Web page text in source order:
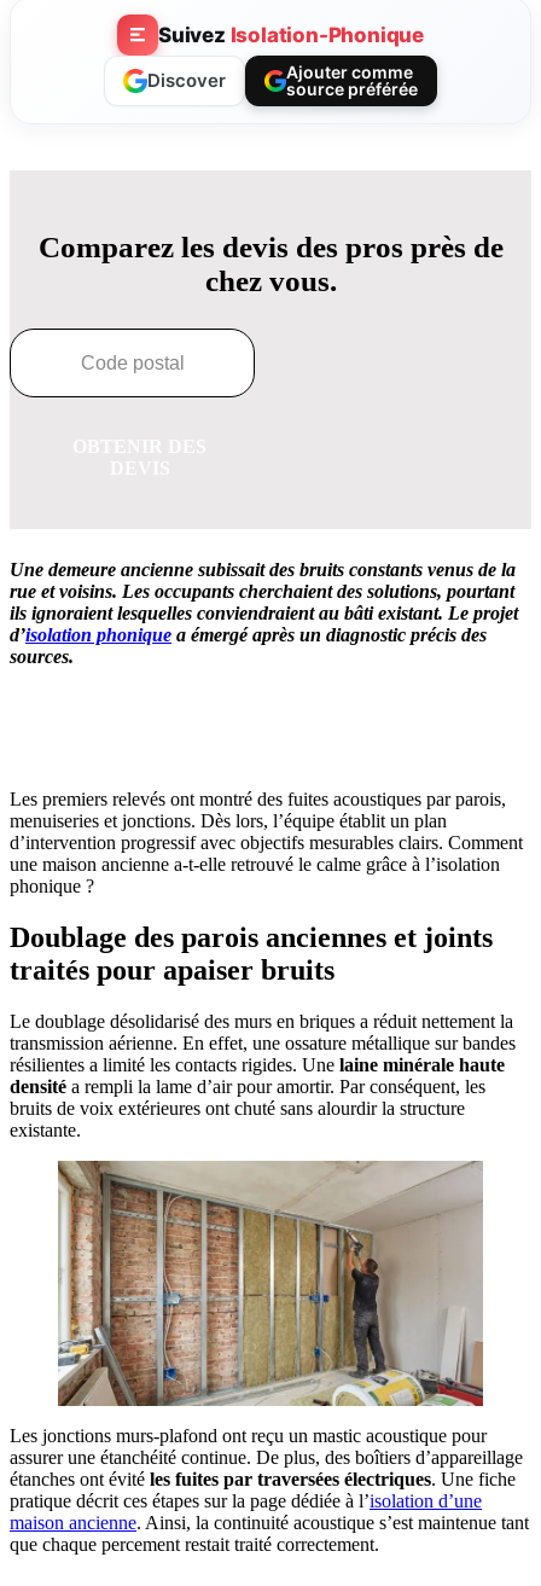
Suivez Isolation-Phonique
Discover
Ajouter comme
source préférée
Comparez les devis des pros près de
chez vous.
Une demeure ancienne subissait des bruits constants venus de la
rue et voisins. Les occupants cherchaient des solutions, pourtant
ils ignoraient lesquelles conviendraient au bâti existant. Le projet
d’isolation phonique a émergé après un diagnostic précis des
sources.
Les premiers relevés ont montré des fuites acoustiques par parois,
menuiseries et jonctions. Dès lors, l’équipe établit un plan
d’intervention progressif avec objectifs mesurables clairs. Comment
une maison ancienne a-t-elle retrouvé le calme grâce à l’isolation
phonique ?
Doublage des parois anciennes et joints
traités pour apaiser bruits
Le doublage désolidarisé des murs en briques a réduit nettement la
transmission aérienne. En effet, une ossature métallique sur bandes
résilientes a limité les contacts rigides. Une laine minérale haute
densité a rempli la lame d’air pour amortir. Par conséquent, les
bruits de voix extérieures ont chuté sans alourdir la structure
existante.
Les jonctions murs-plafond ont reçu un mastic acoustique pour
assurer une étanchéité continue. De plus, des boîtiers d’appareillage
étanches ont évité les fuites par traversées électriques. Une fiche
pratique décrit ces étapes sur la page dédiée à l’isolation d’une
maison ancienne. Ainsi, la continuité acoustique s’est maintenue tant
que chaque percement restait traité correctement.